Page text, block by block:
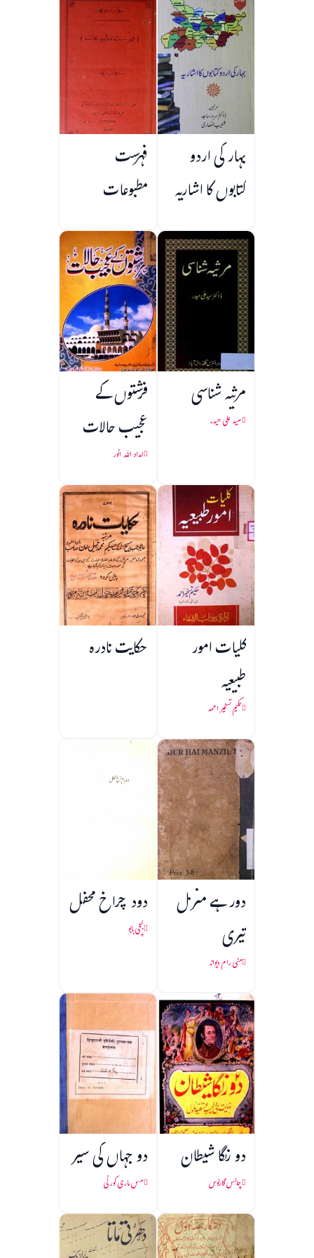
بہار کی اردو
کتابوں کا اشاریہ
فہرست
مطبوعات
مرثیہ شناسی
سید علی حیدر
فرشتوں کے
عجیب حالات
امداد اللہ انور
کلیات امور
طبیعیہ
حکیم تسخیر احمد
حکایت نادرہ
دور ہے منزل
تیری
منی رام دیوانہ
دود چراخ محفل
بُچّی بابو
دو رنگا شیطان
چالس گارلوس
دو جہاں کی سیر
مس ماری کورلّی